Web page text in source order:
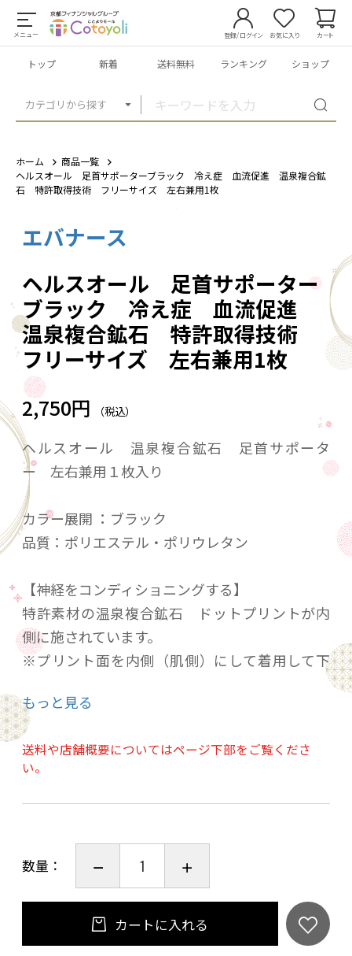
メニュー
カテゴリから探す
登録/ログイン お気に入り カート
トップ 新着 送料無料 ランキング ショップ
ホーム
商品一覧
ヘルスオール 足首サポーターブラック 冷え症 血流促進 温泉複合鉱
石 特許取得技術 フリーサイズ 左右兼用1枚
エバナース
ヘルスオール 足首サポーター
ブラック 冷え症 血流促進
温泉複合鉱石 特許取得技術
フリーサイズ 左右兼用1枚
2,750円 （税込）
ヘルスオール 温泉複合鉱石 足首サポータ
ー 左右兼用１枚入り
カラー展開 ：ブラック
品質：ポリエステル・ポリウレタン
【神経をコンディショニングする】
特許素材の温泉複合鉱石 ドットプリントが内
側に施されています。
※プリント面を内側（肌側）にして着用して下
体幹安定・重心安定・血流促進・疲労回復を促
す効果が期待出来るアイテムです。
●立ち仕事でお疲れのかた
●スポーツの際の体幹安定（ゴルフ・野球・サ
ッカー・テニス・フィッシング・テニス・卓
球・柔道・ヨガなど）におすすめ
●血流促進の効果があり、冷え性の方などにお
すすめ
もっと見る
送料や店舗概要についてはページ下部をご覧くださ
い。
数量：
カートに入れる